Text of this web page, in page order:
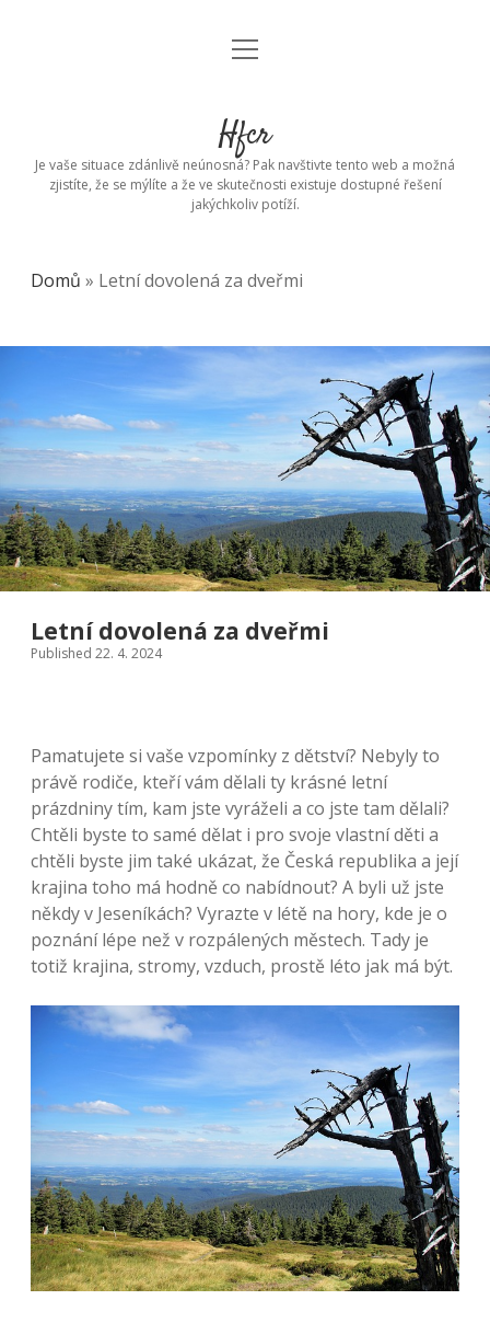
open
Hfcr
Je vaše situace zdánlivě neúnosná? Pak navštivte tento web a možná
zjistíte, že se mýlíte a že ve skutečnosti existuje dostupné řešení
jakýchkoliv potíží.
Domů » Letní dovolená za dveřmi
Letní dovolená za dveřmi
Published 22. 4. 2024
Pamatujete si vaše vzpomínky z dětství? Nebyly to
právě rodiče, kteří vám dělali ty krásné letní
prázdniny tím, kam jste vyráželi a co jste tam dělali?
Chtěli byste to samé dělat i pro svoje vlastní děti a
chtěli byste jim také ukázat, že Česká republika a její
krajina toho má hodně co nabídnout? A byli už jste
někdy v Jeseníkách? Vyrazte v létě na hory, kde je o
poznání lépe než v rozpálených městech. Tady je
totiž krajina, stromy, vzduch, prostě léto jak má být.